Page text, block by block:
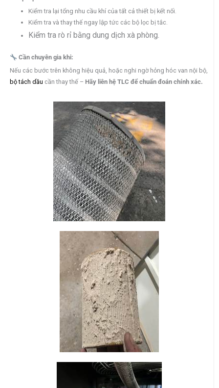
Kiểm tra lại tổng nhu cầu khí của tất cả thiết bị kết nối.
Kiểm tra và thay thế ngay lập tức các bộ lọc bị tắc.
Kiểm tra rò rỉ bằng dung dịch xà phòng.
Cần chuyên gia khi:
Nếu các bước trên không hiệu quả, hoặc nghi ngờ hỏng hóc van nội bộ,
bộ tách dầu cần thay thế – Hãy liên hệ TLC để chuẩn đoán chính xác.